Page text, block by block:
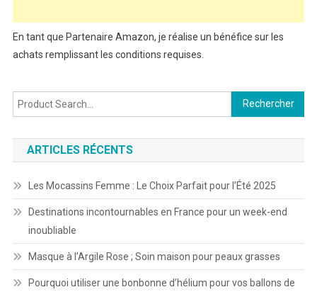
En tant que Partenaire Amazon, je réalise un bénéfice sur les
achats remplissant les conditions requises.
Rechercher :
ARTICLES RÉCENTS
Les Mocassins Femme : Le Choix Parfait pour l’Été 2025
Destinations incontournables en France pour un week-end
inoubliable
Masque à l’Argile Rose ; Soin maison pour peaux grasses
Pourquoi utiliser une bonbonne d’hélium pour vos ballons de